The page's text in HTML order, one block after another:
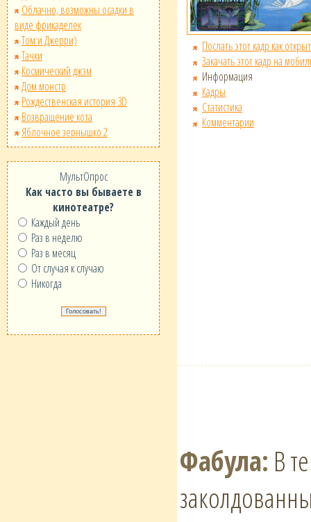
Облачно, возможны осадки в
виде фрикаделек
Том и Джерри)
Тачки
Космический джэм
Дом монстр
Рождественская история 3D
Возвращение кота
Яблочное зернышко 2
МультОпрос
Как часто вы бываете в
кинотеатре?
Каждый день
Раз в неделю
Раз в месяц
От случая к случаю
Никогда
Послать этот кадр как
Закачать этот кадр на
Информация
Кадры
Статистика
Комментарии
Фабула: В